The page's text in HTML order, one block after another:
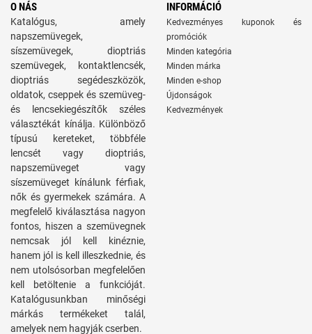
O NÁS
Katalógus, amely
napszemüvegek,
síszemüvegek, dioptriás
szemüvegek, kontaktlencsék,
dioptriás segédeszközök,
oldatok, cseppek és szemüveg-
és lencsekiegészítők széles
választékát kínálja. Különböző
típusú kereteket, többféle
lencsét vagy dioptriás,
napszemüveget vagy
síszemüveget kínálunk férfiak,
nők és gyermekek számára. A
megfelelő kiválasztása nagyon
fontos, hiszen a szemüvegnek
nemcsak jól kell kinéznie,
hanem jól is kell illeszkednie, és
nem utolsósorban megfelelően
kell betöltenie a funkcióját.
Katalógusunkban minőségi
márkás termékeket talál,
amelyek nem hagyják cserben.
INFORMÁCIÓ
Kedvezményes kuponok és
promóciók
Minden kategória
Minden márka
Minden e-shop
Újdonságok
Kedvezmények